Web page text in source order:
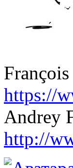
https://
Andrey
http://